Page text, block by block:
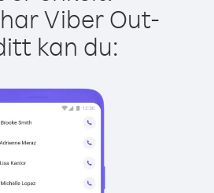
Viber Out-
kan du: